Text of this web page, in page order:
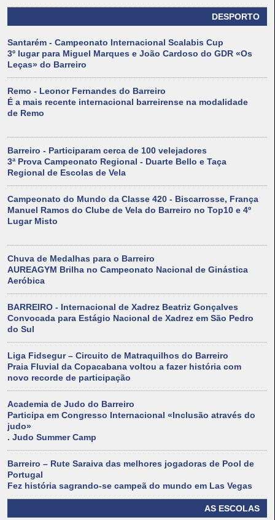
DESPORTO
Santarém - Campeonato Internacional Scalabis Cup
3º lugar para Miguel Marques e João Cardoso do GDR «Os
Leças» do Barreiro
Remo - Leonor Fernandes do Barreiro
É a mais recente internacional barreirense na modalidade
de Remo
Barreiro - Participaram cerca de 100 velejadores
3ª Prova Campeonato Regional - Duarte Bello e Taça
Regional de Escolas de Vela
Campeonato do Mundo da Classe 420 - Biscarrosse, França
Manuel Ramos do Clube de Vela do Barreiro no Top10 e 4º
Lugar Misto
Chuva de Medalhas para o Barreiro
AUREAGYM Brilha no Campeonato Nacional de Ginástica
Aeróbica
BARREIRO - Internacional de Xadrez Beatriz Gonçalves
Convocada para Estágio Nacional de Xadrez em São Pedro
do Sul
Liga Fidsegur – Circuito de Matraquilhos do Barreiro
Praia Fluvial da Copacabana voltou a fazer história com
novo recorde de participação
Academia de Judo do Barreiro
Participa em Congresso Internacional «Inclusão através do
judo»
. Judo Summer Camp
Barreiro – Rute Saraiva das melhores jogadoras de Pool de
Portugal
Fez história sagrando-se campeã do mundo em Las Vegas
AS ESCOLAS